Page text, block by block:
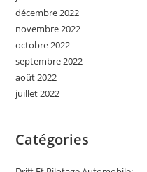
décembre 2022
novembre 2022
octobre 2022
septembre 2022
août 2022
juillet 2022
Catégories